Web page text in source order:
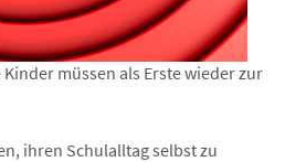
müssen als Erste wieder zur
ihren Schulalltag selbst zu